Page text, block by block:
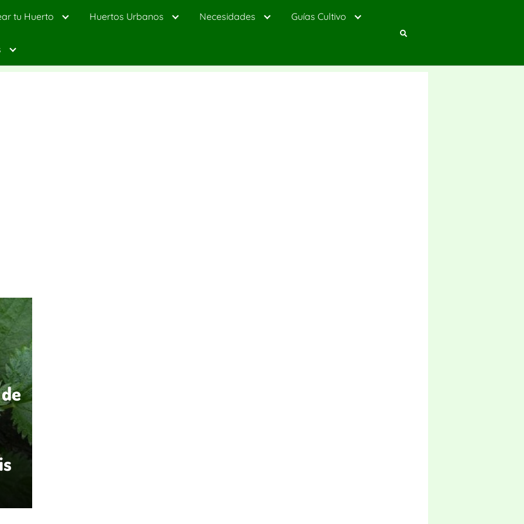
tu Huerto Huertos Urbanos Necesidades Guías Cultivo